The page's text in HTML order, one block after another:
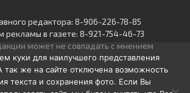
редактора: 8-906-226-78-85
рекламы в газете: 8-921-754-46-73
может не совпадать с мнением
куки для наилучшего представления
так же на сайте отключена возможность
текста и сохранения фото. Если Вы